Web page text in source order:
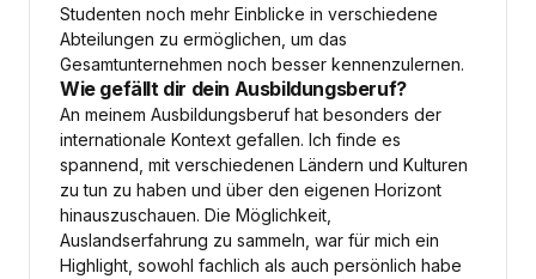
Studenten noch mehr Einblicke in verschiedene
Abteilungen zu ermöglichen, um das
Gesamtunternehmen noch besser kennenzulernen.
Wie gefällt dir dein Ausbildungsberuf?
An meinem Ausbildungsberuf hat besonders der
internationale Kontext gefallen. Ich finde es
spannend, mit verschiedenen Ländern und Kulturen
zu tun zu haben und über den eigenen Horizont
hinauszuschauen. Die Möglichkeit,
Auslandserfahrung zu sammeln, war für mich ein
Highlight, sowohl fachlich als auch persönlich habe